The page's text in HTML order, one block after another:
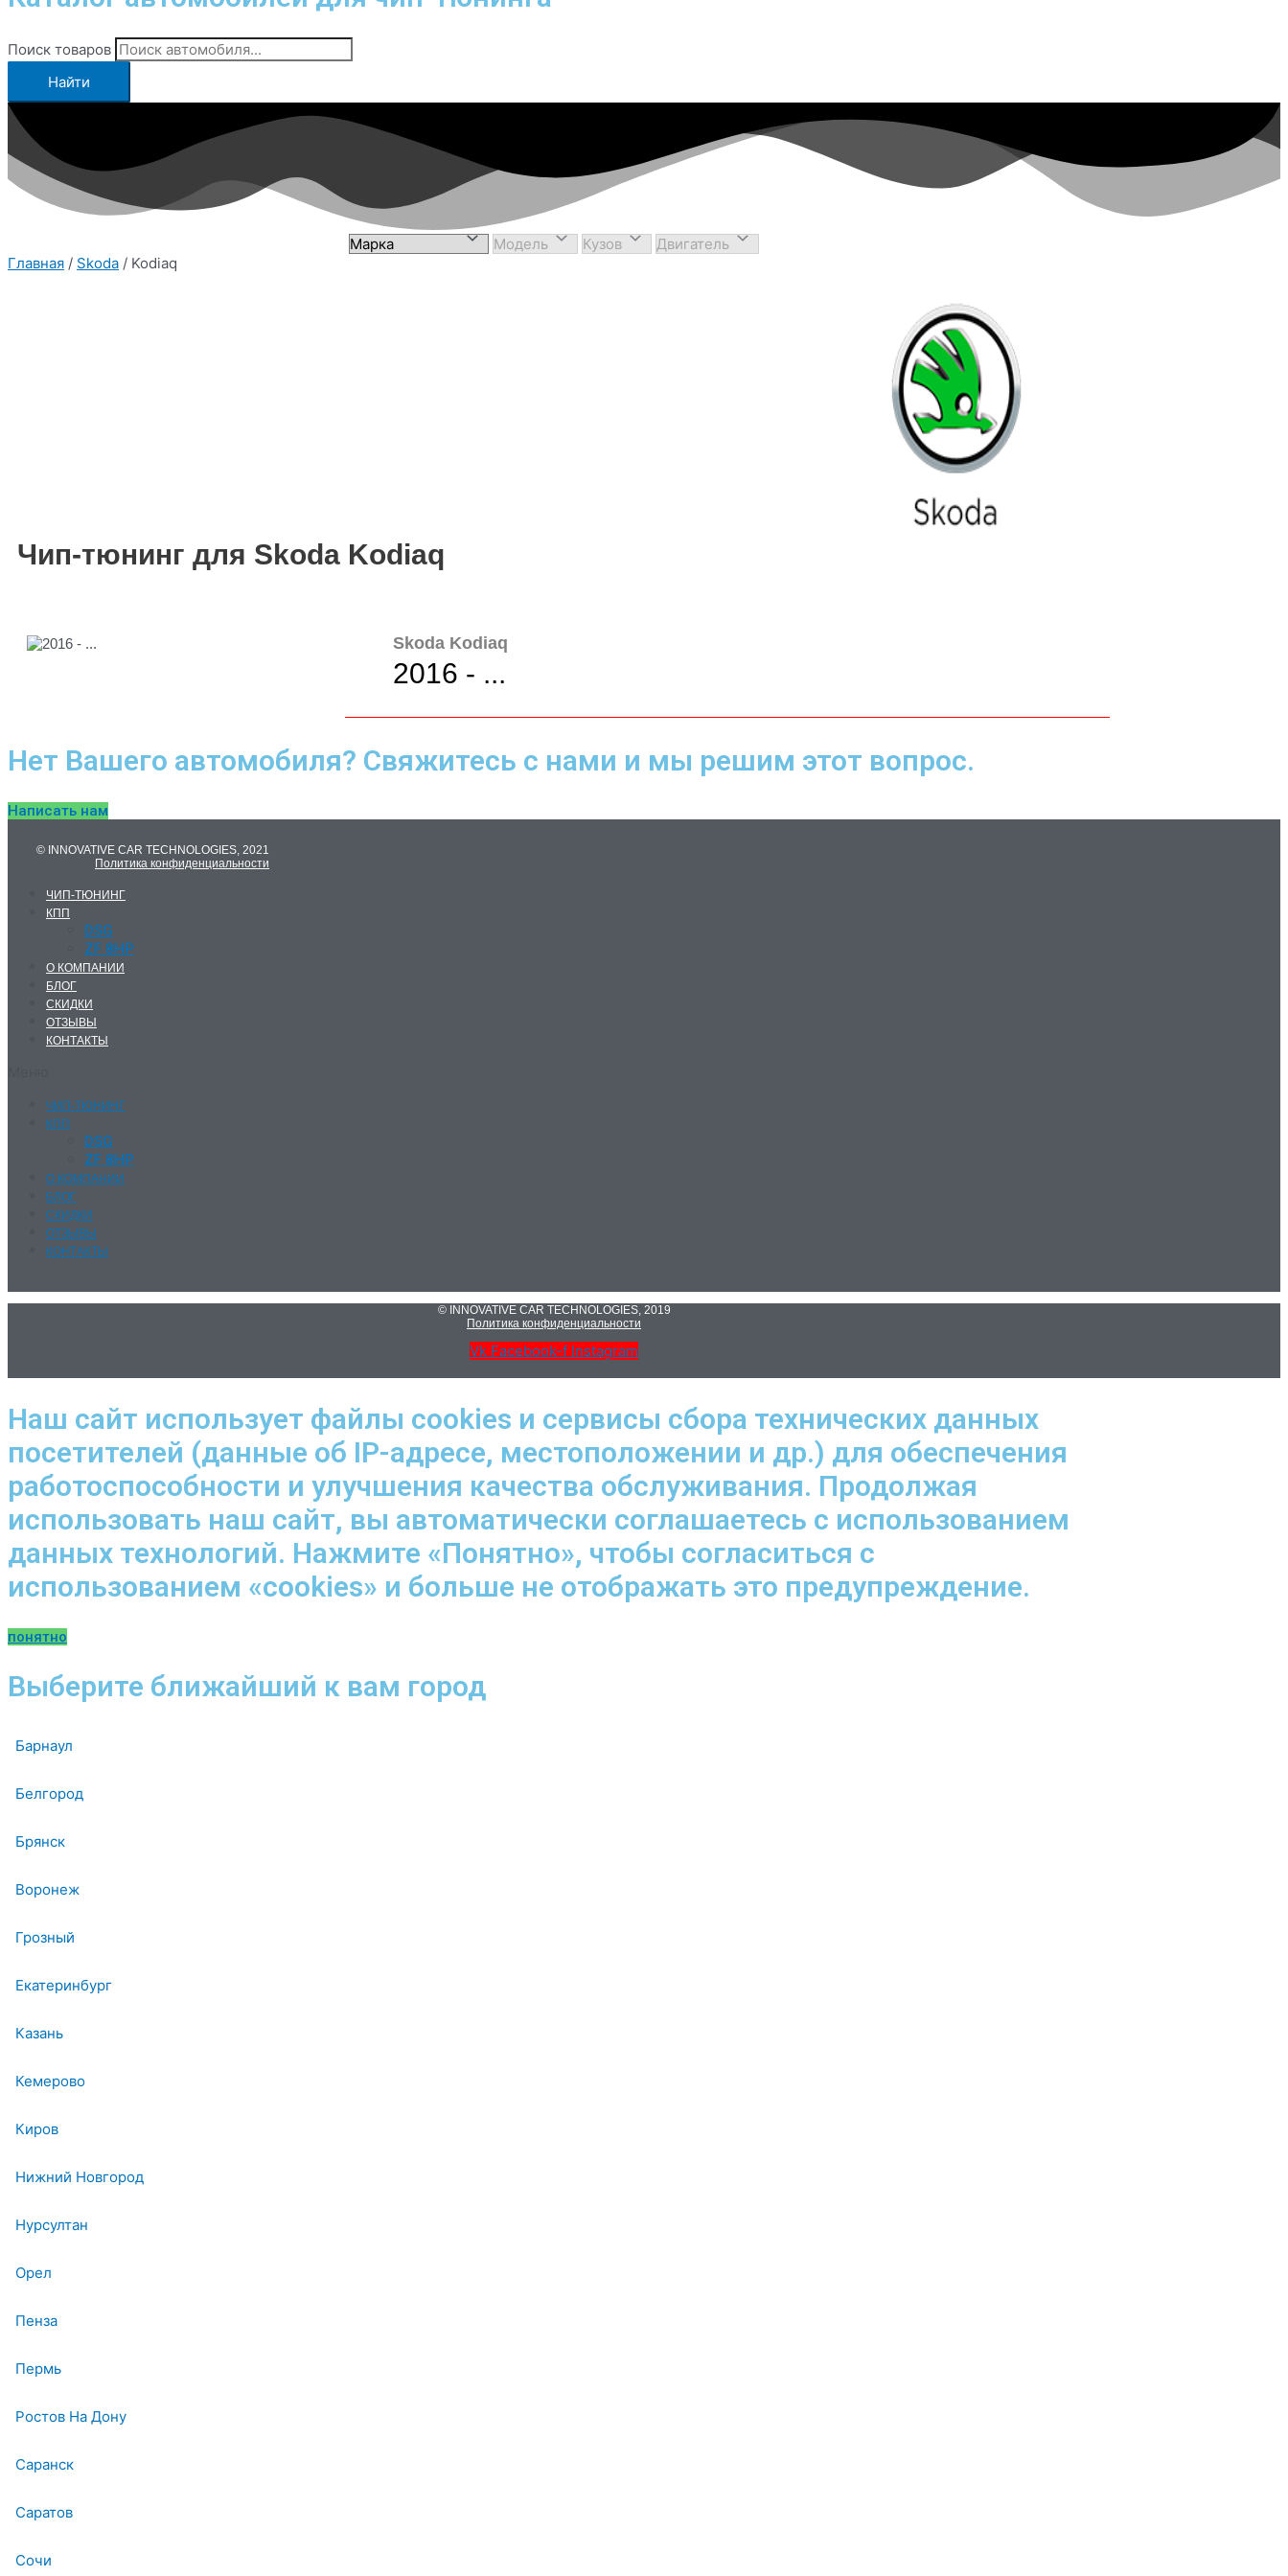
Поиск товаров
Найти
Главная / Skoda / Kodiaq
Чип-тюнинг для Skoda Kodiaq
Skoda Kodiaq
2016 - ...
Нет Вашего автомобиля? Свяжитесь с нами и мы решим этот вопрос.
Написать нам
© INNOVATIVE CAR TECHNOLOGIES, 2021
Политика конфиденциальности
ЧИП-ТЮНИНГ
КПП
DSG
ZF 8HP
О КОМПАНИИ
БЛОГ
СКИДКИ
ОТЗЫВЫ
КОНТАКТЫ
ЧИП-ТЮНИНГ
КПП
DSG
ZF 8HP
О КОМПАНИИ
БЛОГ
СКИДКИ
ОТЗЫВЫ
КОНТАКТЫ
© INNOVATIVE CAR TECHNOLOGIES, 2019
Политика конфиденциальности
Vk Facebook-f Instagram
Наш сайт использует файлы cookies и сервисы сбора технических данных
посетителей (данные об IP-адресе, местоположении и др.) для обеспечения
работоспособности и улучшения качества обслуживания. Продолжая
использовать наш сайт, вы автоматически соглашаетесь с использованием
данных технологий. Нажмите «Понятно», чтобы согласиться с
использованием «cookies» и больше не отображать это предупреждение.
понятно
Выберите ближайший к вам город
Барнаул
Белгород
Брянск
Воронеж
Грозный
Екатеринбург
Казань
Кемерово
Киров
Нижний Новгород
Нурсултан
Орел
Пенза
Пермь
Ростов На Дону
Саранск
Саратов
Сочи